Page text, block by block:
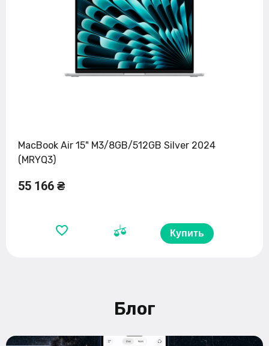
MacBook Air 15" M3/8GB/512GB Silver 2024
(MRYQ3)
55 166 ₴
Купить
Блог